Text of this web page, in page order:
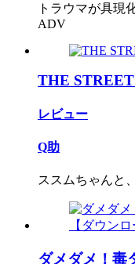
トラウマが具現
ADV
THE
レビュー
Q助
ススムちゃんと
ダメダメ！毒